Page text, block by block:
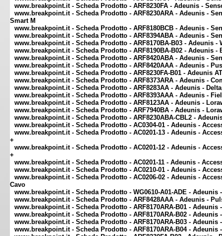
www.breakpoint.it - Scheda Prodotto - ARF8230FA - Adeunis -
www.breakpoint.it - Scheda Prodotto - ARF8230ARA - Adeunis -
Smart M
www.breakpoint.it - Scheda Prodotto - ARF8180BCB - Adeunis -
www.breakpoint.it - Scheda Prodotto - ARF8394ABA - Adeunis -
www.breakpoint.it - Scheda Prodotto - ARF8170BA-B03 - Adeunis -
www.breakpoint.it - Scheda Prodotto - ARF8190BA-B02 - Adeunis -
www.breakpoint.it - Scheda Prodotto - ARF8420ABA - Adeunis -
www.breakpoint.it - Scheda Prodotto - ARF8420AAA - Adeunis -
www.breakpoint.it - Scheda Prodotto - ARF8230FA-B01 - Adeunis
www.breakpoint.it - Scheda Prodotto - ARF8373ARA - Adeunis -
www.breakpoint.it - Scheda Prodotto - ARF8283AA - Adeunis -
www.breakpoint.it - Scheda Prodotto - ARF8393AAA - Adeunis -
www.breakpoint.it - Scheda Prodotto - ARF8123AA - Adeunis -
www.breakpoint.it - Scheda Prodotto - ARF7940BA - Adeunis -
www.breakpoint.it - Scheda Prodotto - ARF8230ABA-CBL2 -
www.breakpoint.it - Scheda Prodotto - AC0304-01 - Adeunis -
www.breakpoint.it - Scheda Prodotto - AC0201-13 - Adeunis -
+
www.breakpoint.it - Scheda Prodotto - AC0201-12 - Adeunis -
+
www.breakpoint.it - Scheda Prodotto - AC0201-11 - Adeunis -
www.breakpoint.it - Scheda Prodotto - AC0210-01 - Adeunis -
www.breakpoint.it - Scheda Prodotto - AC0206-02 - Adeunis -
Cavo
www.breakpoint.it - Scheda Prodotto - WG0610-A01-ADE - Adeunis
www.breakpoint.it - Scheda Prodotto - ARF8428AAA - Adeunis -
www.breakpoint.it - Scheda Prodotto - ARF8170ARA-B01 -
www.breakpoint.it - Scheda Prodotto - ARF8170ARA-B02 -
www.breakpoint.it - Scheda Prodotto - ARF8170ARA-B03 -
www.breakpoint.it - Scheda Prodotto - ARF8170ARA-B04 -